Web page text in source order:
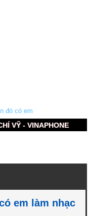
đó có em
VỸ - VINAPHONE
em làm nhạc